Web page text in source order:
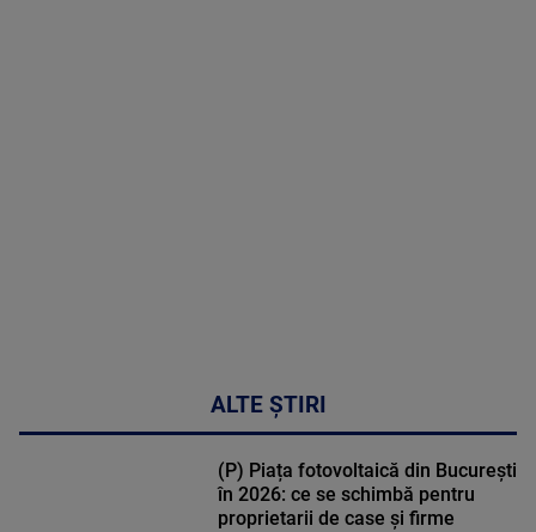
ALTE ȘTIRI
(P) Piața fotovoltaică din București
în 2026: ce se schimbă pentru
proprietarii de case și firme